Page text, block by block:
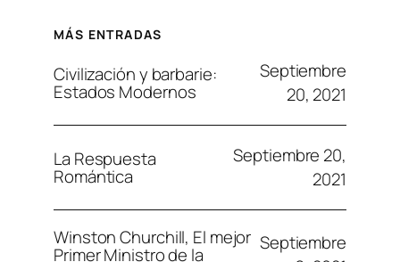
MÁS ENTRADAS
Civilización y barbarie:
Estados Modernos
Septiembre
20, 2021
La Respuesta
Romántica
Septiembre 20,
2021
Winston Churchill, El mejor
Primer Ministro de la
Septiembre